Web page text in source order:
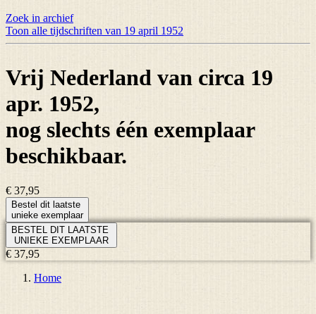
Zoek in archief
Toon alle tijdschriften van 19 april 1952
Vrij Nederland van circa 19
apr. 1952,
nog slechts één exemplaar
beschikbaar.
€ 37,95
Bestel dit laatste
unieke exemplaar
BESTEL DIT LAATSTE
UNIEKE EXEMPLAAR
€ 37,95
Home